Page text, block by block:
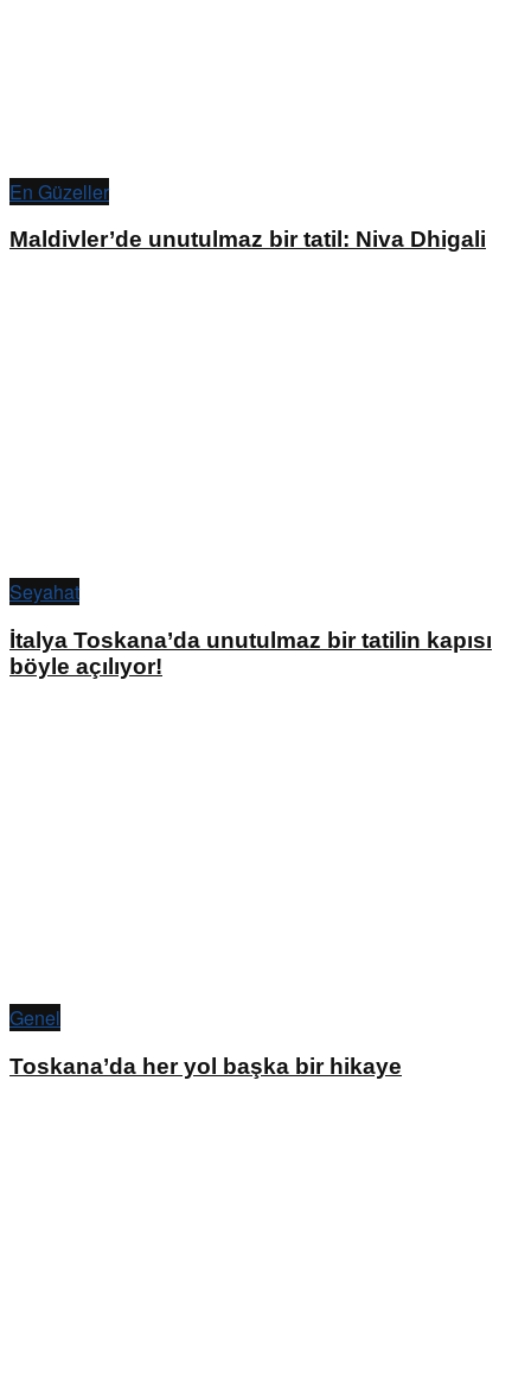
En Güzeller
Maldivler’de unutulmaz bir tatil: Niva Dhigali
Seyahat
İtalya Toskana’da unutulmaz bir tatilin kapısı
böyle açılıyor!
Genel
Toskana’da her yol başka bir hikaye